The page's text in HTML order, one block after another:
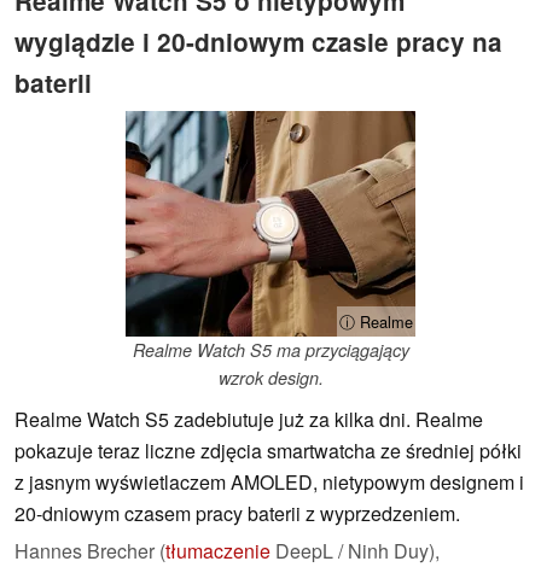
wyglądzie i 20-dniowym czasie pracy na
baterii
ⓘ Realme
Realme Watch S5 ma przyciągający
wzrok design.
Realme Watch S5 zadebiutuje już za kilka dni. Realme
pokazuje teraz liczne zdjęcia smartwatcha ze średniej półki
z jasnym wyświetlaczem AMOLED, nietypowym designem i
20-dniowym czasem pracy baterii z wyprzedzeniem.
Hannes Brecher (tłumaczenie DeepL / Ninh Duy),